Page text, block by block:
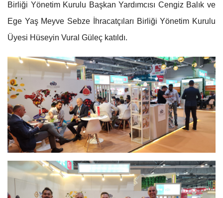
Birliği Yönetim Kurulu Başkan Yardımcısı Cengiz Balık ve
Ege Yaş Meyve Sebze İhracatçıları Birliği Yönetim Kurulu
Üyesi Hüseyin Vural Güleç katıldı.